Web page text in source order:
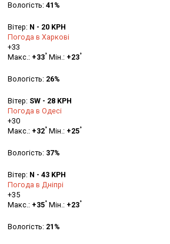
Вологість:41%
Вітер: N - 20 KPH
Погода в Харкові
+33
Макс.: +33° Мін.: +23°
Вологість: 26%
Вітер: SW - 28 KPH
Погода в Одесі
+30
Макс.: +32° Мін.: +25°
Вологість: 37%
Вітер: N - 43 KPH
Погода в Дніпрі
+35
Макс.: +35° Мін.: +23°
Вологість: 21%